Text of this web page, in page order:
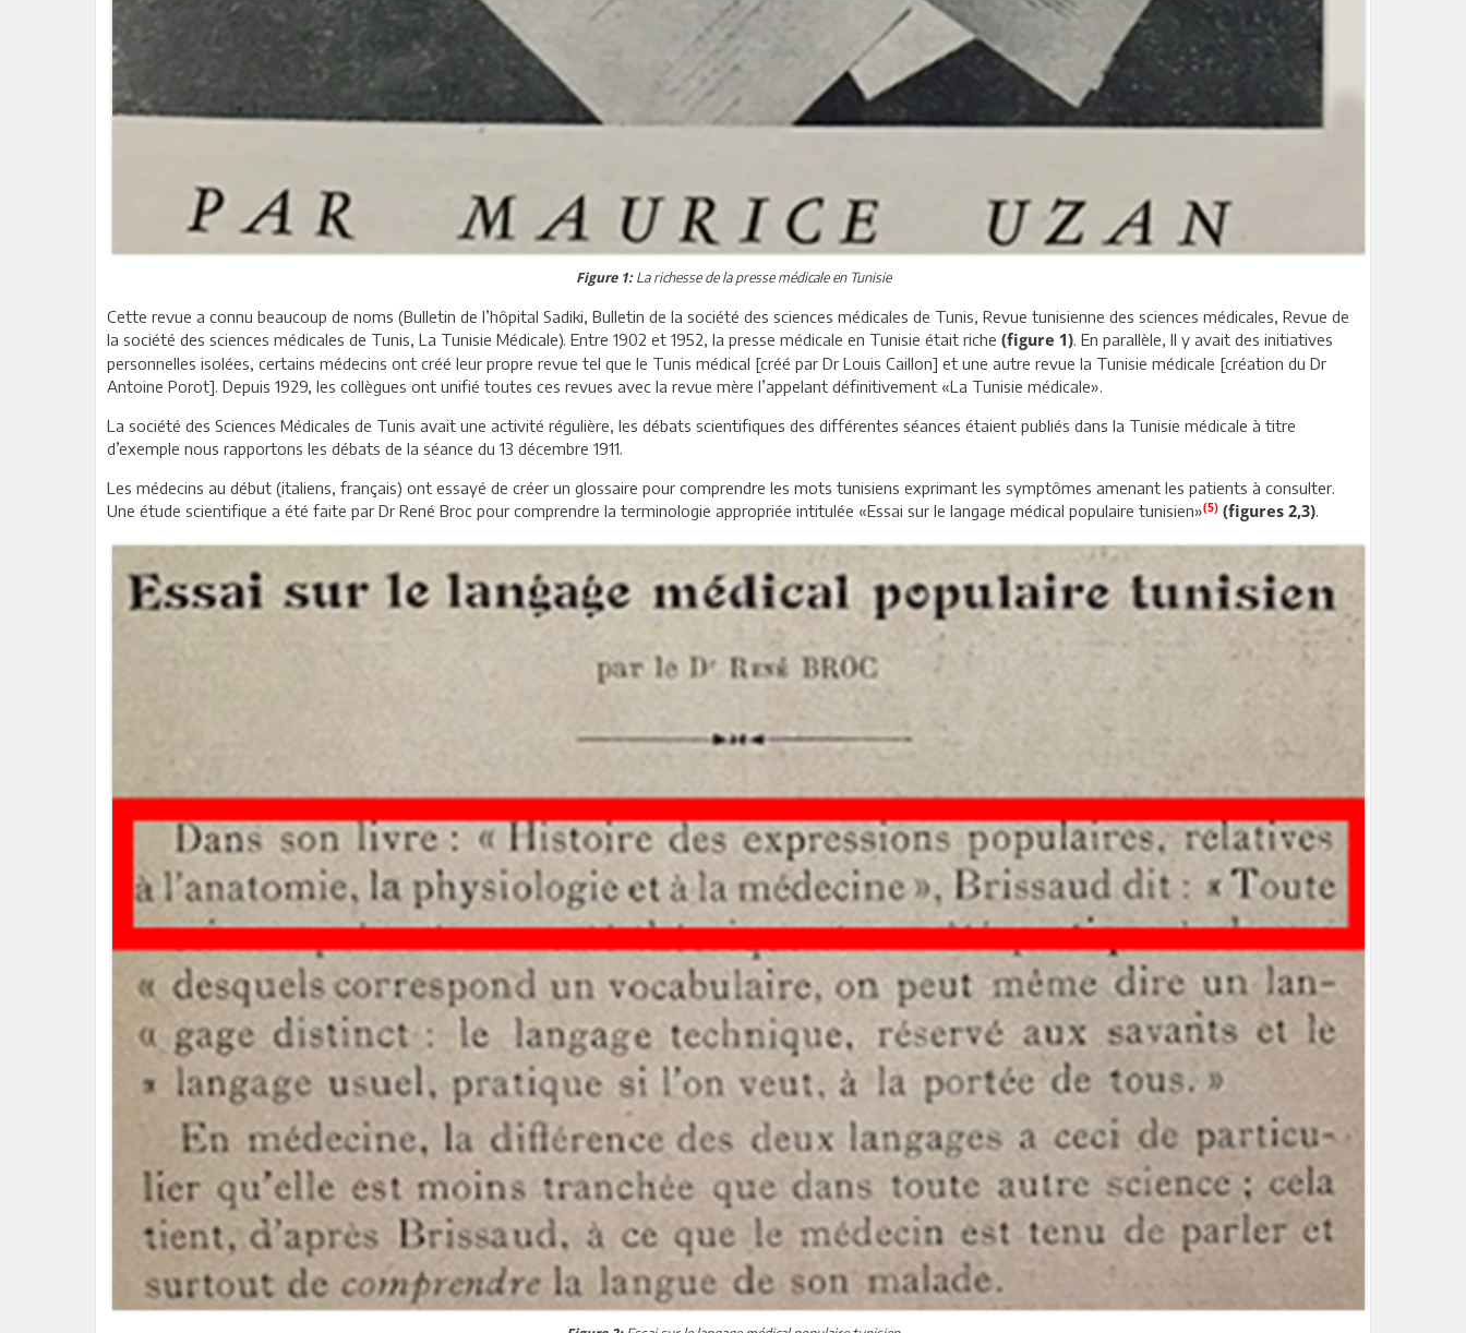
Figure 1:La richesse de la presse médicale en Tunisie
Cette revue a connu beaucoup de noms (Bulletin de l’hôpital Sadiki, Bulletin de la société des sciences médicales de Tunis, Revue tunisienne des sciences médicales, Revue de
la société des sciences médicales de Tunis, La Tunisie Médicale). Entre 1902 et 1952, la presse médicale en Tunisie était riche (figure 1). En parallèle, Il y avait des initiatives
personnelles isolées, certains médecins ont créé leur propre revue tel que le Tunis médical [créé par Dr Louis Caillon] et une autre revue la Tunisie médicale [création du Dr
Antoine Porot]. Depuis 1929, les collègues ont unifié toutes ces revues avec la revue mère l’appelant définitivement «La Tunisie médicale».
La société des Sciences Médicales de Tunis avait une activité régulière, les débats scientifiques des différentes séances étaient publiés dans la Tunisie médicale à titre
d’exemple nous rapportons les débats de la séance du 13 décembre 1911.
Les médecins au début (italiens, français) ont essayé de créer un glossaire pour comprendre les mots tunisiens exprimant les symptômes amenant les patients à consulter.
Une étude scientifique a été faite par Dr René Broc pour comprendre la terminologie appropriée intitulée «Essai sur le langage médical populaire tunisien»(5) (figures 2,3).